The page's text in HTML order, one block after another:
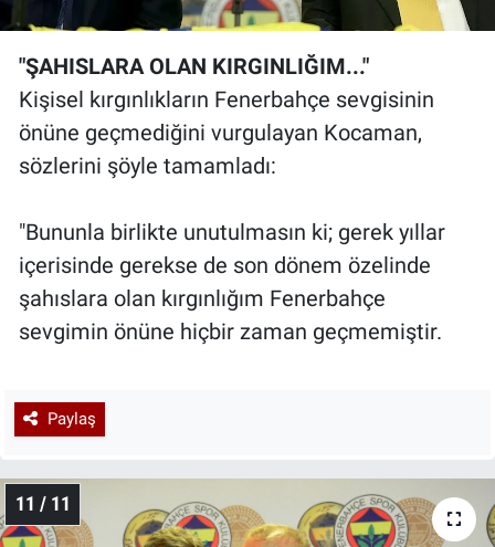
"ŞAHISLARA OLAN KIRGINLIĞIM..."
Kişisel kırgınlıkların Fenerbahçe sevgisinin
önüne geçmediğini vurgulayan Kocaman,
sözlerini şöyle tamamladı:
"Bununla birlikte unutulmasın ki; gerek yıllar
içerisinde gerekse de son dönem özelinde
şahıslara olan kırgınlığım Fenerbahçe
sevgimin önüne hiçbir zaman geçmemiştir.
Paylaş
11 / 11